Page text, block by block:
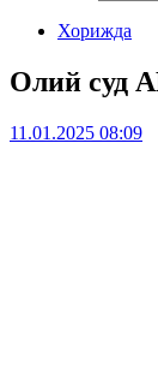
Хорижда
Олий суд
11.01.2025 08:09